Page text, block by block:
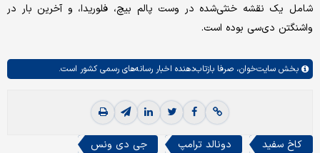
شامل یک نقشه خنثی‌شده در وست پالم بیچ، فلوریدا، و آخرین بار در
واشنگتن دی‌سی بوده است.
بخش سایت‌خوان، صرفا بازتاب‌دهنده اخبار رسانه‌های رسمی کشور است.
کاخ سفید دونالد ترامپ جی دی ونس